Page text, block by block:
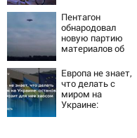
Пентагон
обнародовал
новую партию
материалов об
Вести.ru
Европа не знает,
что делать с
миром на
Украине: